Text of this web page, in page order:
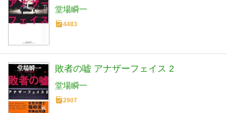
堂場瞬一
4483
敗者の嘘 アナザーフェイス 2
堂場瞬一
2907